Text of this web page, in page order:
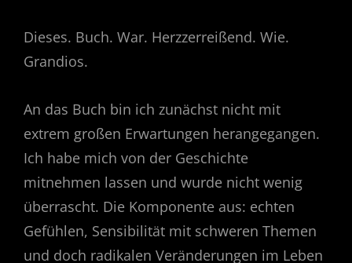
Dieses. Buch. War. Herzzerreißend. Wie.
Grandios.
An das Buch bin ich zunächst nicht mit
extrem großen Erwartungen herangegangen.
Ich habe mich von der Geschichte
mitnehmen lassen und wurde nicht wenig
überrascht. Die Komponente aus: echten
Gefühlen, Sensibilität mit schweren Themen
und doch radikalen Veränderungen im Leben